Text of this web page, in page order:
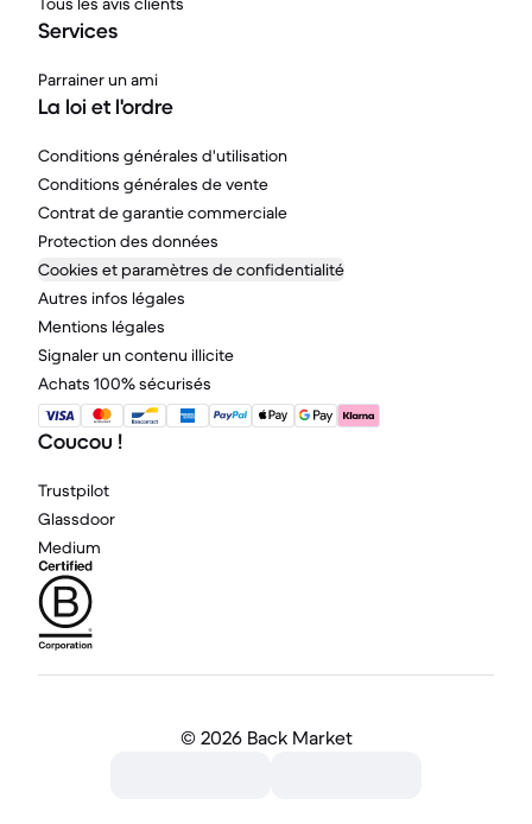
Services
Parrainer un ami
La loi et l'ordre
Conditions générales d'utilisation
Conditions générales de vente
Contrat de garantie commerciale
Protection des données
Cookies et paramètres de confidentialité
Autres infos légales
Mentions légales
Signaler un contenu illicite
Achats 100% sécurisés
Coucou !
Trustpilot
Glassdoor
Medium
© 2026 Back Market